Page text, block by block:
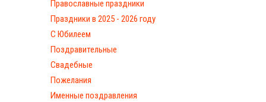
Православные праздники
Праздники в 2025 - 2026 году
С Юбилеем
Поздравительные
Свадебные
Пожелания
Именные поздравления